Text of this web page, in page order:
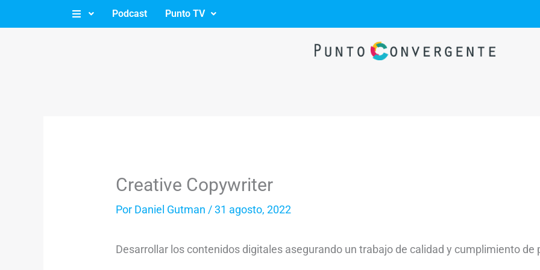
al
Podcast Punto TV
Creative Copywriter
Por Daniel Gutman /31 agosto, 2022
Desarrollar los contenidos digitales asegurando un trabajo de calidad y cumplimiento de